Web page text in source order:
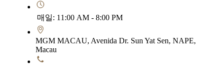
매일: 11:00 AM - 8:00 PM
MGM MACAU, Avenida Dr. Sun Yat Sen, NAPE,
Macau